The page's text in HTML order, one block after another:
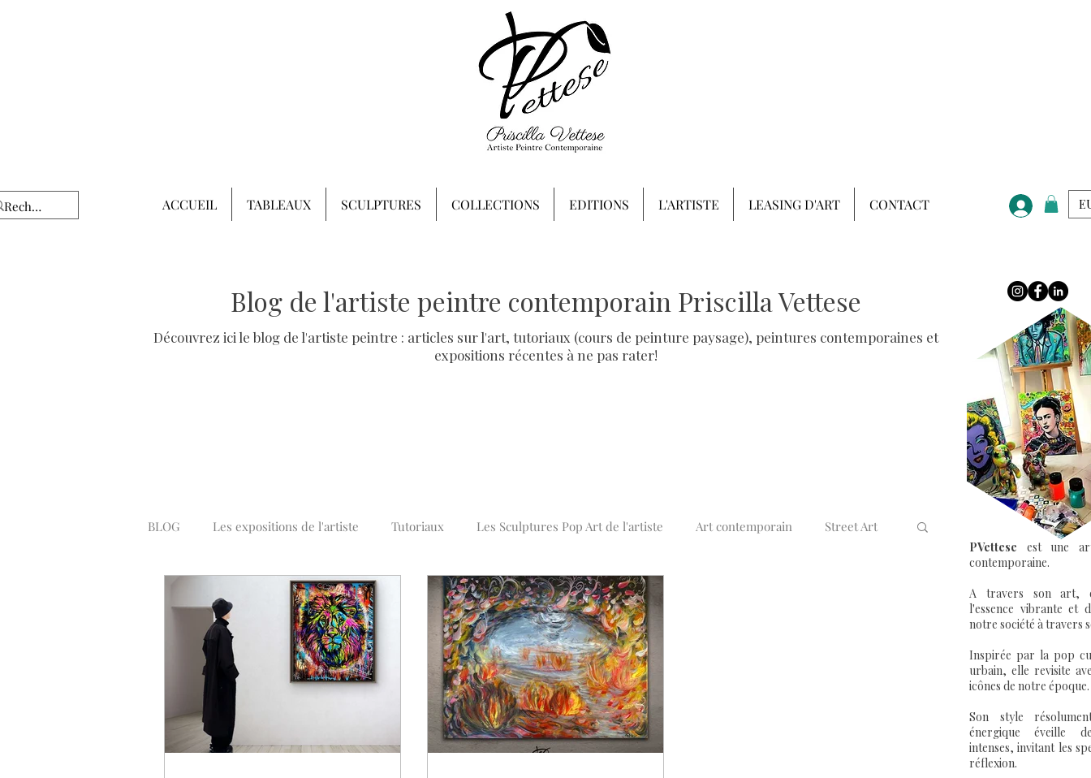
Blog de l'artiste peintre contemporain Priscilla Vettese
Découvrez ici le blog de l'artiste peintre : articles sur l'art, tutoriaux (cours de peinture paysage), peintures contemporaines et
expositions récentes à ne pas rater!
BLOG Les expositions de l'artiste Tutoriaux Les Sculptures Pop Art de l'artiste Art contemporain Street Art
Peintures Pop Art Colorées Tableaux Street Art Graffiti Tableaux Abstraits Colorés
PVettese est une
contemporaine.
A travers son art,
l'essence vibrante et
notre société à travers
Inspirée par la pop
urbain, elle revisite
icônes de notre époque.
Son style
énergique éveille
intenses, invitant les
réflexion.
ACCUEIL TABLEAUX SCULPTURES COLLECTIONS EDITIONS L'ARTISTE LEASING D'ART CONTACT